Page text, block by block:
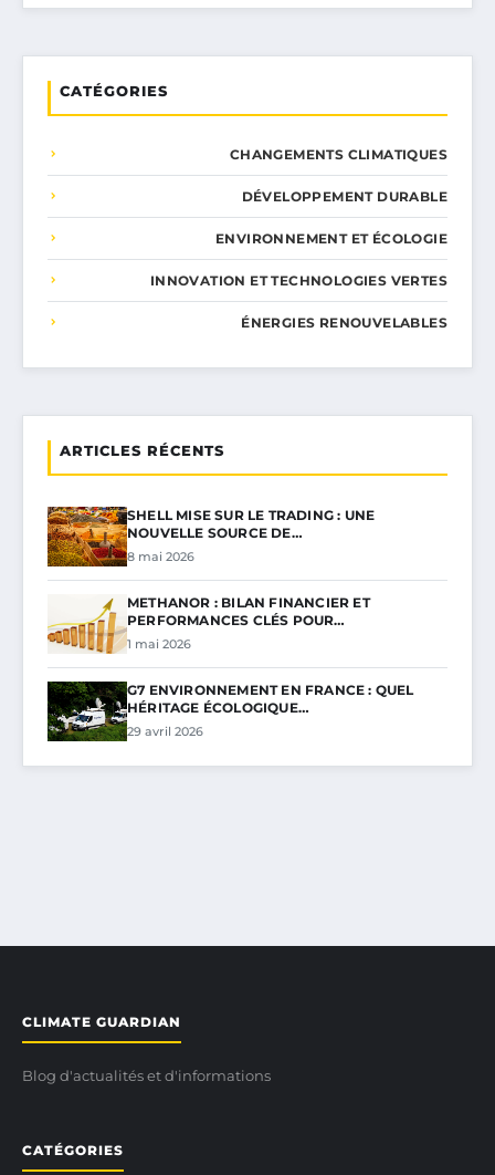
CATÉGORIES
CHANGEMENTS CLIMATIQUES
DÉVELOPPEMENT DURABLE
ENVIRONNEMENT ET ÉCOLOGIE
INNOVATION ET TECHNOLOGIES VERTES
ÉNERGIES RENOUVELABLES
ARTICLES RÉCENTS
SHELL MISE SUR LE TRADING : UNE
NOUVELLE SOURCE DE…
8 mai 2026
METHANOR : BILAN FINANCIER ET
PERFORMANCES CLÉS POUR…
1 mai 2026
G7 ENVIRONNEMENT EN FRANCE : QUEL
HÉRITAGE ÉCOLOGIQUE…
29 avril 2026
CLIMATE GUARDIAN
Blog d'actualités et d'informations
CATÉGORIES